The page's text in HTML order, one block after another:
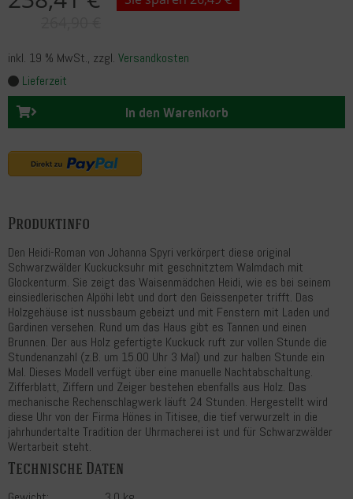
inkl. 19 % MwSt., zzgl. Versandkosten
Lieferzeit
In den Warenkorb
Produktinfo
Den Heidi-Roman von Johanna Spyri verkörpert diese original
Schwarzwälder Kuckucksuhr mit geschnitztem Walmdach mit
Glockenturm. Sie zeigt das Waisenmädchen Heidi, wie es bei seinem
einsiedlerischen Alpöhi lebt und dort den Geissenpeter trifft. Das
Holzgehäuse ist nussbaum gebeizt und mit Fenstern mit Laden und
Gardinen versehen. Rund um das Haus gibt es Tannen und einen
Brunnen. Der aus Holz gefertigte Kuckuck ruft zur vollen Stunde die
Stundenanzahl (z.B. um 15.00 Uhr 3 Mal) und zur halben Stunde ein
Mal. Dieses Modell verfügt über eine manuelle Nachtabschaltung.
Zifferblatt, Ziffern und Zeiger bestehen ebenfalls aus Holz. Das
mechanische Rechenschlagwerk läuft 24 Stunden. Hergestellt wird
diese Uhr von der Firma Hönes in Titisee, die tief verwurzelt in die
jahrhundertalte Tradition der Uhrmacherei ist und für Schwarzwälder
Wertarbeit steht.
Technische Daten